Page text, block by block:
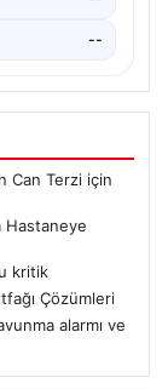
--
Can Terzi için
Hastaneye
kritik
Çözümleri
alarmı ve